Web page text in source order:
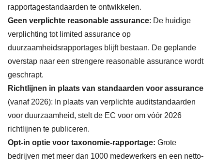
rapportagestandaarden te ontwikkelen.
Geen verplichte reasonable assurance: De huidige
verplichting tot limited assurance op
duurzaamheidsrapportages blijft bestaan. De geplande
overstap naar een strengere reasonable assurance wordt
geschrapt.
Richtlijnen in plaats van standaarden voor assurance
(vanaf 2026): In plaats van verplichte auditstandaarden
voor duurzaamheid, stelt de EC voor om vóór 2026
richtlijnen te publiceren.
Opt-in optie voor taxonomie-rapportage: Grote
bedrijven met meer dan 1000 medewerkers en een netto-